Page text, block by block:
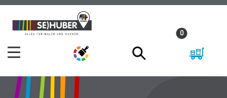
Zum
Inhalt
Zum
Navigationsmenü
0